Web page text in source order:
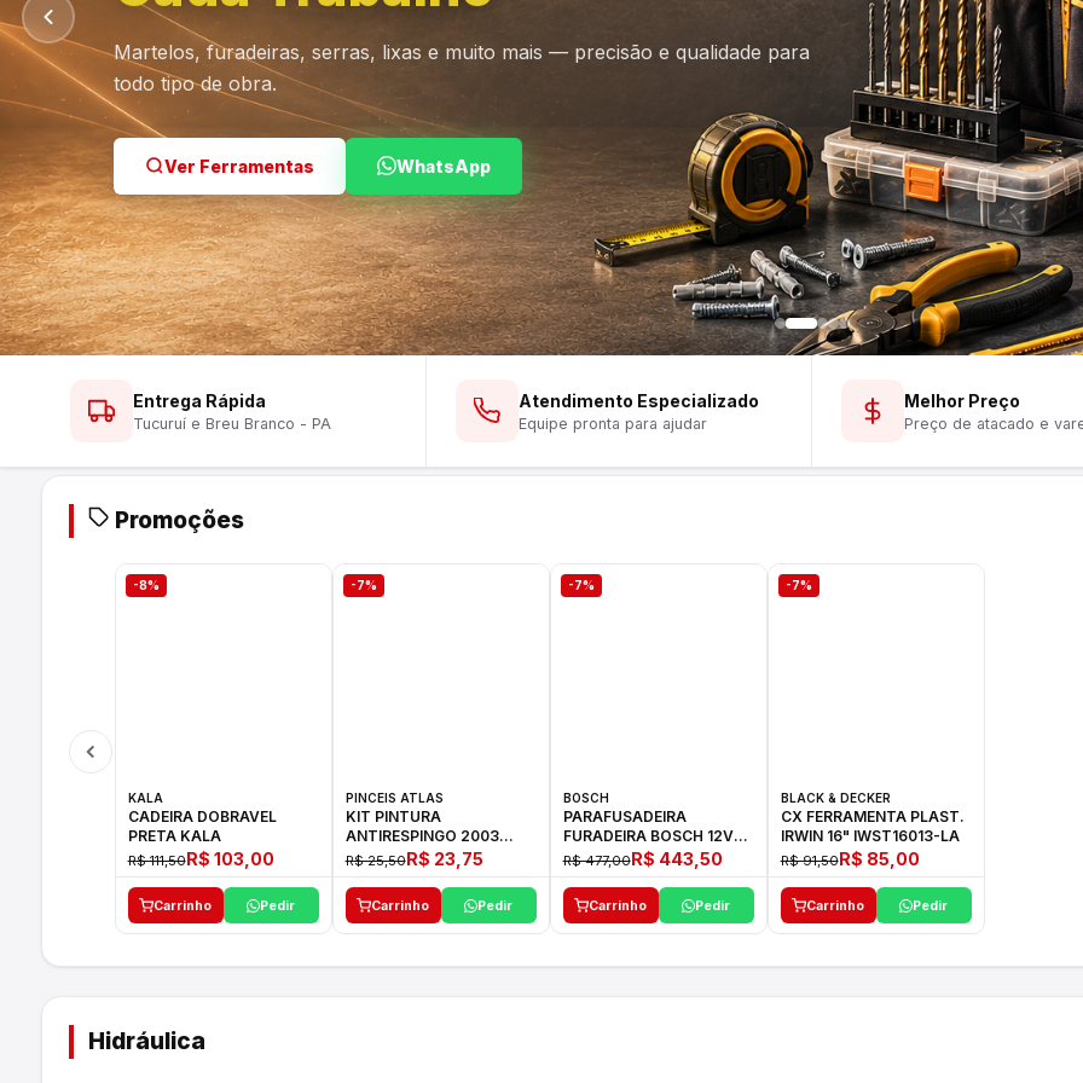
Ver Lustres WhatsApp
Martelos, furadeiras, serras, lixas e muito mais — precisão e qualidade para
todo tipo de obra.
Ver Ferramentas WhatsApp
Ver Tintas WhatsApp
Entrega Rápida
Tucuruí e Breu Branco - PA
Atendimento Especializado
Equipe pronta para ajudar
Melhor Preço
Preço de atacado e
Promoções
-8%
KALA
CADEIRA DOBRAVEL
PRETA KALA
R$ 111,50R$ 103,00
Carrinho Pedir
-7%
PINCEIS ATLAS
KIT PINTURA
ANTIRESPINGO 2003
ATLAS 03 PCS
R$ 25,50R$ 23,75
Carrinho Pedir
-7%
BOSCH
PARAFUSADEIRA
FURADEIRA BOSCH 12V
GSR 1000 SMART
R$ 477,00R$ 443,50
Carrinho Pedir
-7%
BLACK & DECKER
CX FERRAMENTA PLAST.
IRWIN 16" IWST16013-LA
R$ 91,50R$ 85,00
Carrinho Pedir
Hidráulica